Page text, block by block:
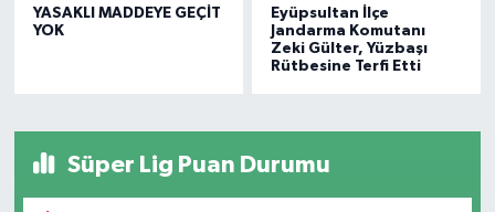
YASAKLI MADDEYE GEÇİT
YOK
Eyüpsultan İlçe
Jandarma Komutanı
Zeki Gülter, Yüzbaşı
Rütbesine Terfi Etti
Süper Lig Puan Durumu